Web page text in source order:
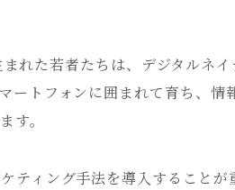
れた若者たちは、デジタルネイ
ートフォンに囲まれて育ち、情
す。
ティング手法を導入することが